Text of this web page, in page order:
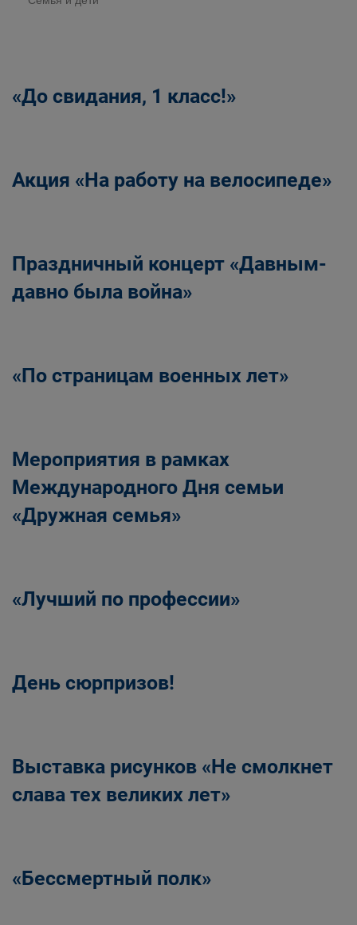
«До свидания, 1 класс!»
Акция «На работу на велосипеде»
Праздничный концерт «Давным-
давно была война»
«По страницам военных лет»
Мероприятия в рамках
Международного Дня семьи
«Дружная семья»
«Лучший по профессии»
День сюрпризов!
Выставка рисунков «Не смолкнет
слава тех великих лет»
«Бессмертный полк»